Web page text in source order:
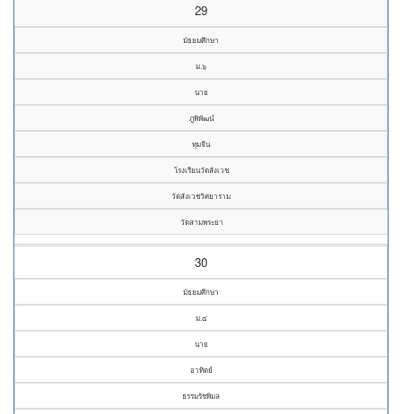
29
มัธยมศึกษา
ม.๖
นาย
ภูพิพัฒน์
ทุมจีน
โรงเรียนวัดสังเวช
วัดสังเวชวิศยาราม
วัดสามพระยา
30
มัธยมศึกษา
ม.๔
นาย
อาทิตย์
ธรรมรัชพิมล